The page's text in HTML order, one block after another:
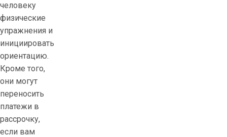
человеку
физические
упражнения и
инициировать
ориентацию.
Кроме того,
они могут
переносить
платежи в
рассрочку,
если вам